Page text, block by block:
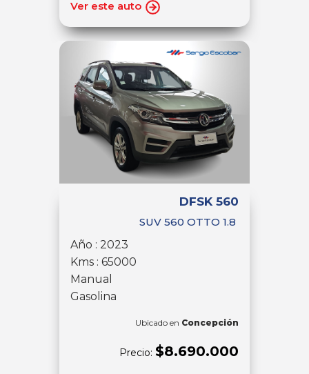
Ver este auto
DFSK 560
SUV 560 OTTO 1.8
Año : 2023
Kms : 65000
Manual
Gasolina
Ubicado en Concepción
Precio: $8.690.000